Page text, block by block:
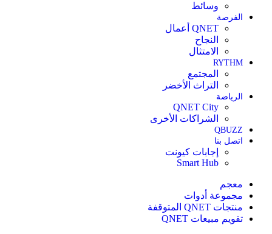
وسائط
الفرصة
QNET أعمال
النجاح
الامتثال
RYTHM
المجتمع
التراث الأخضر
الرياضة
QNET City
الشراكات الأخرى
QBUZZ
اتصل بنا
إجابات كيونت
Smart Hub
معجم
مجموعة أدوات
منتجات QNET المتوقفة
تقويم مبيعات QNET